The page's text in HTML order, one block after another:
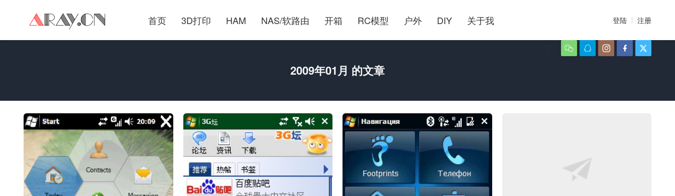
首页 3D打印 HAM NAS/软路由 开箱 RC模型 户外 DIY 关于我 登陆 注册
    
2009年01月 的文章